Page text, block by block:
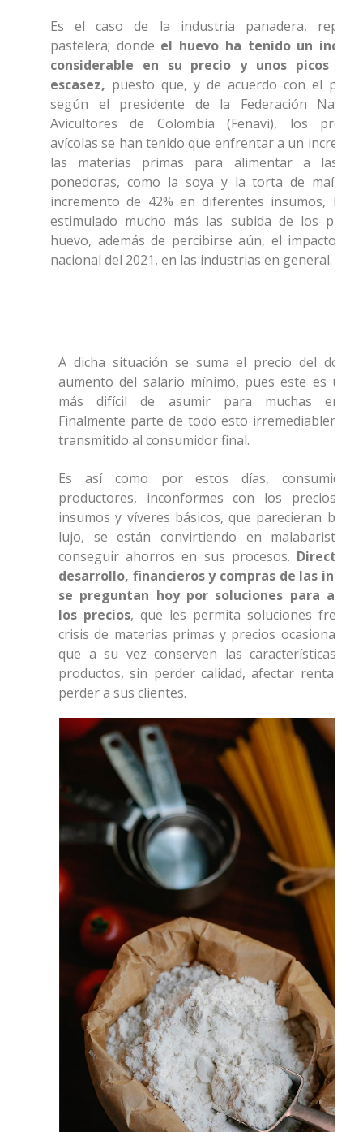
Es el caso de la industria panadera,
pastelera; donde el huevo ha tenido un
considerable en su precio y unos picos
escasez, puesto que, y de acuerdo con el
según el presidente de la Federación
Avicultores de Colombia (Fenavi), los
avícolas se han tenido que enfrentar a un
las materias primas para alimentar a las
ponedoras, como la soya y la torta de maíz,
incremento de 42% en diferentes insumos, lo
estimulado mucho más las subida de los
huevo, además de percibirse aún, el impacto
nacional del 2021, en las industrias en general.
A dicha situación se suma el precio del dólar
aumento del salario mínimo, pues este es un
más difícil de asumir para muchas
Finalmente parte de todo esto
transmitido al consumidor final.
Es así como por estos días,
productores, inconformes con los precios
insumos y víveres básicos, que parecieran
lujo, se están convirtiendo en malabaristas
conseguir ahorros en sus procesos. D
desarrollo, financieros y compras de las
se preguntan hoy por soluciones para
los precios, que les permita soluciones frente
crisis de materias primas y precios ocasionada,
que a su vez conserven las características
productos, sin perder calidad, afectar
perder a sus clientes.